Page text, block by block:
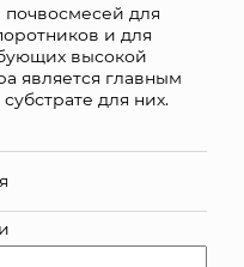
для
и для
высокой
является главным
для них.